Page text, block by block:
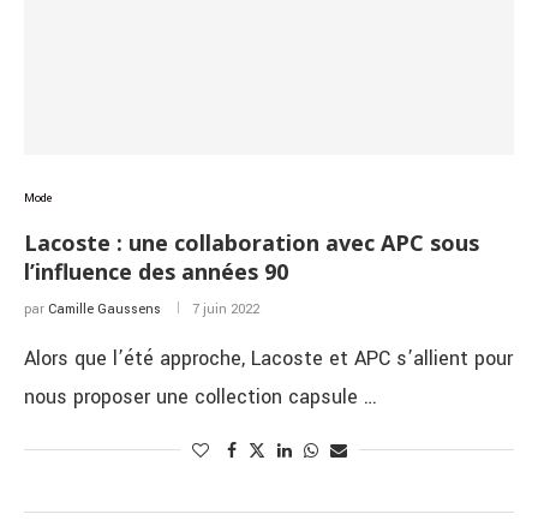
Mode
Lacoste : une collaboration avec APC sous
l’influence des années 90
par Camille Gaussens 7 juin 2022
Alors que l’été approche, Lacoste et APC s’allient pour
nous proposer une collection capsule …